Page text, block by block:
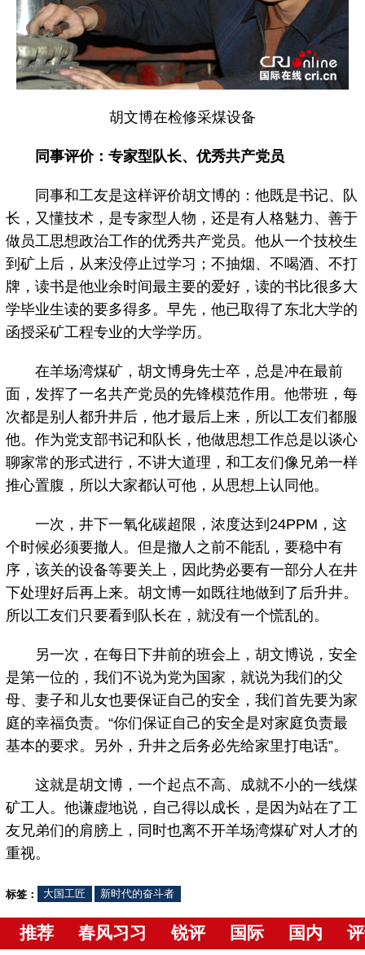
胡文博在检修采煤设备
同事评价：专家型队长、优秀共产党员
同事和工友是这样评价胡文博的：他既是书记、队
长，又懂技术，是专家型人物，还是有人格魅力、善于
做员工思想政治工作的优秀共产党员。他从一个技校生
到矿上后，从来没停止过学习；不抽烟、不喝酒、不打
牌，读书是他业余时间最主要的爱好，读的书比很多大
学毕业生读的要多得多。早先，他已取得了东北大学的
函授采矿工程专业的大学学历。
在羊场湾煤矿，胡文博身先士卒，总是冲在最前
面，发挥了一名共产党员的先锋模范作用。他带班，每
次都是别人都升井后，他才最后上来，所以工友们都服
他。作为党支部书记和队长，他做思想工作总是以谈心
聊家常的形式进行，不讲大道理，和工友们像兄弟一样
推心置腹，所以大家都认可他，从思想上认同他。
一次，井下一氧化碳超限，浓度达到24PPM，这
个时候必须要撤人。但是撤人之前不能乱，要稳中有
序，该关的设备等要关上，因此势必要有一部分人在井
下处理好后再上来。胡文博一如既往地做到了后升井。
所以工友们只要看到队长在，就没有一个慌乱的。
另一次，在每日下井前的班会上，胡文博说，安全
是第一位的，我们不说为党为国家，就说为我们的父
母、妻子和儿女也要保证自己的安全，我们首先要为家
庭的幸福负责。“你们保证自己的安全是对家庭负责最
基本的要求。另外，升井之后务必先给家里打电话”。
这就是胡文博，一个起点不高、成就不小的一线煤
矿工人。他谦虚地说，自己得以成长，是因为站在了工
友兄弟们的肩膀上，同时也离不开羊场湾煤矿对人才的
重视。
标签： 大国工匠 新时代的奋斗者
推荐 春风习习 锐评 国际 国内